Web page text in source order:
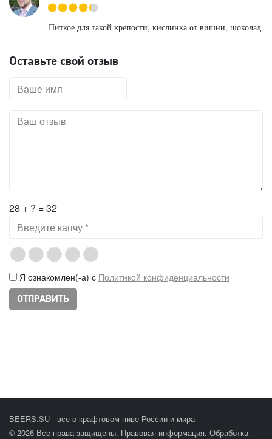
Питкое для такой крепости, кислинка от вишни, шоколад
Оставьте свой отзыв
28 + ? = 32
Я ознакомлен(-а) с Политикой конфиденциальности
BEERS.SU - все о крафтовом пиве России и мира
© 2026 Все права защищены. Правовая информация. Обработка